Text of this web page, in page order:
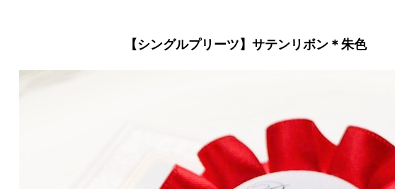
【シングルプリーツ】サテンリボン＊朱色